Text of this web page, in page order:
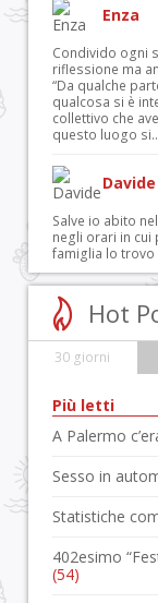
Enza
Condivido ogni
riflessione ma
“Da qualche
qualcosa si è
collettivo che
questo luogo
Davide
Salve io abito
negli orari in cui
famiglia lo trovo
Hot
30 giorni
Più letti
A Palermo
Sesso in
Statistiche
402esimo
(54)